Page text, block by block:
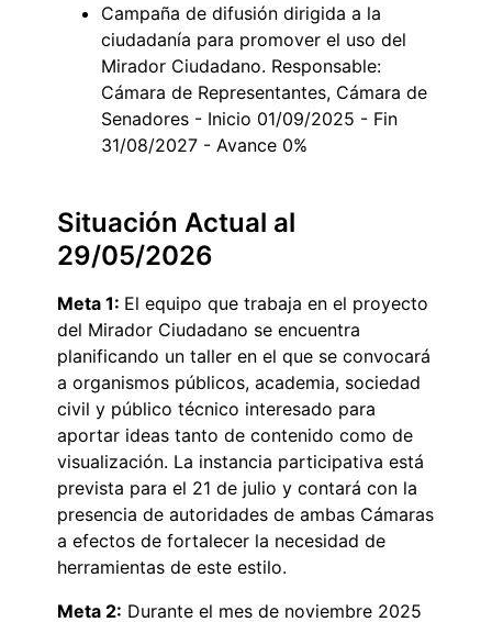
Campaña de difusión dirigida a la
ciudadanía para promover el uso del
Mirador Ciudadano. Responsable:
Cámara de Representantes, Cámara de
Senadores - Inicio 01/09/2025 - Fin
31/08/2027 - Avance 0%
Situación Actual al
29/05/2026
Meta 1: El equipo que trabaja en el proyecto
del Mirador Ciudadano se encuentra
planificando un taller en el que se convocará
a organismos públicos, academia, sociedad
civil y público técnico interesado para
aportar ideas tanto de contenido como de
visualización. La instancia participativa está
prevista para el 21 de julio y contará con la
presencia de autoridades de ambas Cámaras
a efectos de fortalecer la necesidad de
herramientas de este estilo.
Meta 2: Durante el mes de noviembre 2025